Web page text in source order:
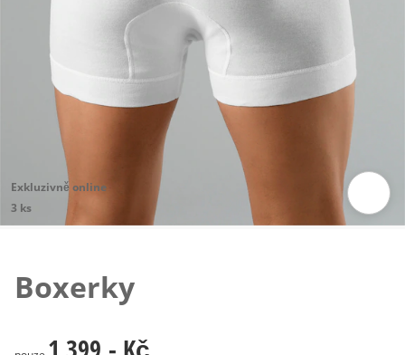
Exkluzivně online
3 ks
Boxerky
1 399,- Kč